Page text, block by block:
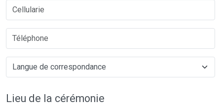
Lieu de la cérémonie